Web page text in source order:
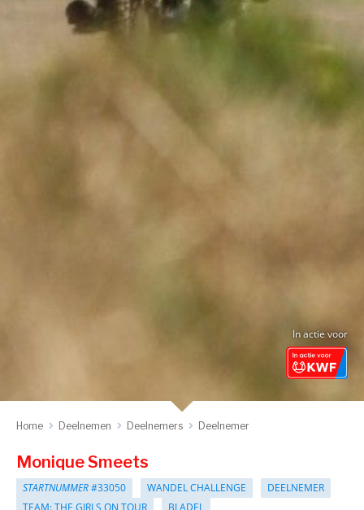
In actie voor
Home Deelnemen Deelnemers Deelnemer
Monique Smeets
STARTNUMMER#33050 WANDEL CHALLENGE
DEELNEMER
TEAM: THE GIRLS ON TOUR
BLADEL